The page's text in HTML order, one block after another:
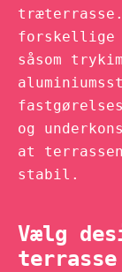
træterrasse.
forskellige
såsom
og
at
stabil.
Vælg
terrasse